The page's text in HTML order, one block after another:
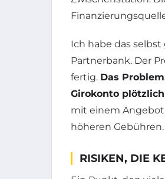
Ich habe das
Partnerbank. Der
fertig. Das
Girokonto
mit einem Angebot
höheren
RISIKEN, DIE